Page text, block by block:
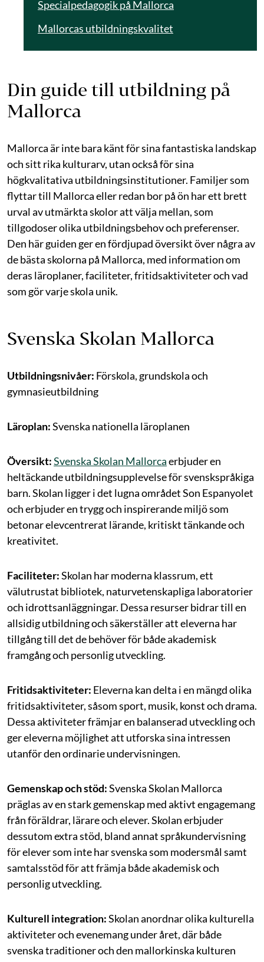
Specialpedagogik på Mallorca
Mallorcas utbildningskvalitet
Din guide till utbildning på
Mallorca
Mallorca är inte bara känt för sina fantastiska landskap
och sitt rika kulturarv, utan också för sina
högkvalitativa utbildningsinstitutioner. Familjer som
flyttar till Mallorca eller redan bor på ön har ett brett
urval av utmärkta skolor att välja mellan, som
tillgodoser olika utbildningsbehov och preferenser.
Den här guiden ger en fördjupad översikt över några av
de bästa skolorna på Mallorca, med information om
deras läroplaner, faciliteter, fritidsaktiviteter och vad
som gör varje skola unik.
Svenska Skolan Mallorca
Utbildningsnivåer: Förskola, grundskola och
gymnasieutbildning
Läroplan:Svenska nationella läroplanen
Översikt:Svenska Skolan Mallorcaerbjuder en
heltäckande utbildningsupplevelse för svenskspråkiga
barn. Skolan ligger i det lugna området Son Espanyolet
och erbjuder en trygg och inspirerande miljö som
betonar elevcentrerat lärande, kritiskt tänkande och
kreativitet.
Faciliteter:Skolan har moderna klassrum, ett
välutrustat bibliotek, naturvetenskapliga laboratorier
och idrottsanläggningar. Dessa resurser bidrar till en
allsidig utbildning och säkerställer att eleverna har
tillgång till det de behöver för både akademisk
framgång och personlig utveckling.
Fritidsaktiviteter: Eleverna kan delta i en mängd olika
fritidsaktiviteter, såsom sport, musik, konst och drama.
Dessa aktiviteter främjar en balanserad utveckling och
ger eleverna möjlighet att utforska sina intressen
utanför den ordinarie undervisningen.
Gemenskap och stöd:Svenska Skolan Mallorca
präglas av en stark gemenskap med aktivt engagemang
från föräldrar, lärare och elever. Skolan erbjuder
dessutom extra stöd, bland annat språkundervisning
för elever som inte har svenska som modersmål samt
samtalsstöd för att främja både akademisk och
personlig utveckling.
Kulturell integration:Skolan anordnar olika kulturella
aktiviteter och evenemang under året, där både
svenska traditioner och den mallorkinska kulturen